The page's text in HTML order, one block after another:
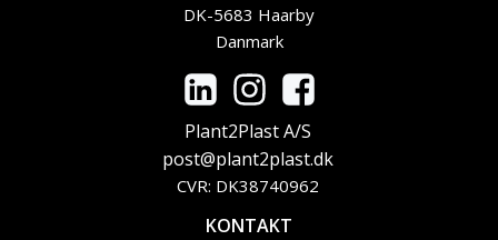
DK-5683 Haarby
Danmark
Plant2Plast A/S
post@plant2plast.dk
CVR: DK38740962
KONTAKT